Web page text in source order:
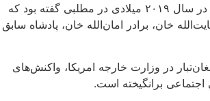
روزنامه نیویارک تایمز در سال ۲۰۱۹ میلادی در مطلبی گفته بود که
خان، برادر امان‌الله خان، پادشاه سابق
در وزارت خارجه امریکا، واکنش‌های
اجتماعی برانگیخته است.